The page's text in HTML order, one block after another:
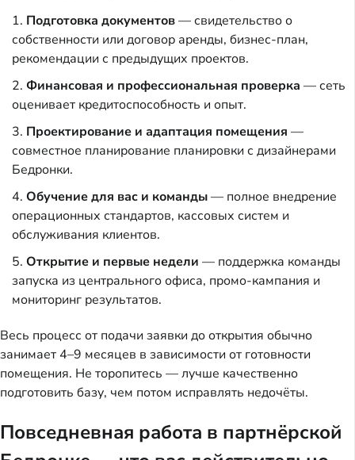
Подготовка документов— свидетельство о
собственности или договор аренды, бизнес-план,
рекомендации с предыдущих проектов.
Финансовая и профессиональная проверка — сеть
оценивает кредитоспособность и опыт.
Проектирование и адаптация помещения —
совместное планирование планировки с дизайнерами
Бедронки.
Обучение для вас и команды— полное внедрение
операционных стандартов, кассовых систем и
обслуживания клиентов.
Открытие и первые недели — поддержка команды
запуска из центрального офиса, промо-кампания и
мониторинг результатов.
Весь процесс от подачи заявки до открытия обычно
занимает 4–9 месяцев в зависимости от готовности
помещения. Не торопитесь — лучше качественно
подготовить базу, чем потом исправлять недочёты.
Повседневная работа в партнёрской